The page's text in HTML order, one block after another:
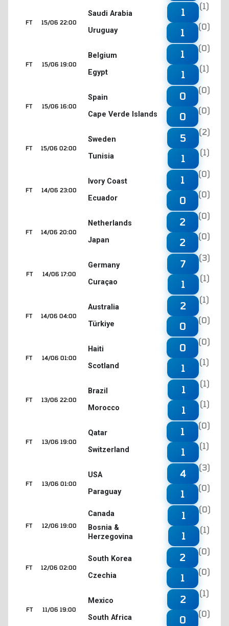
15/06 22:00
FT
Saudi Arabia
Uruguay
1
(1)
1
(0)
15/06 19:00
FT
Belgium
Egypt
1
(0)
1
(1)
15/06 16:00
FT
Spain
Cape Verde Islands
0
(0)
0
(0)
15/06 02:00
FT
Sweden
Tunisia
5
(2)
1
(1)
14/06 23:00
FT
Ivory Coast
Ecuador
1
(0)
0
(0)
14/06 20:00
FT
Netherlands
Japan
2
(0)
2
(0)
14/06 17:00
FT
Germany
Curaçao
7
(3)
1
(1)
14/06 04:00
FT
Australia
Türkiye
2
(1)
0
(0)
14/06 01:00
FT
Haiti
Scotland
0
(0)
1
(1)
13/06 22:00
FT
Brazil
Morocco
1
(1)
1
(1)
13/06 19:00
FT
Qatar
Switzerland
1
(0)
1
(1)
13/06 01:00
FT
USA
Paraguay
4
(3)
1
(0)
12/06 19:00
FT
Canada
Bosnia &
Herzegovina
1
(0)
1
(1)
12/06 02:00
FT
South Korea
Czechia
2
(0)
1
(0)
11/06 19:00
FT
Mexico
South Africa
2
(1)
0
(0)